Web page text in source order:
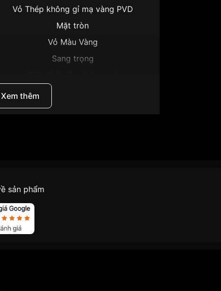
Vỏ Thép không gỉ mạ vàng PVD
Mặt tròn
Vỏ Màu Vàng
Sang trọng
Xem thêm
sản phẩm